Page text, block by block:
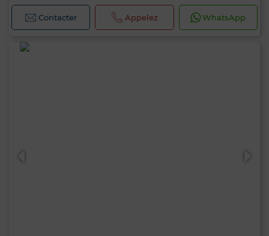
Contacter Appelez WhatsApp